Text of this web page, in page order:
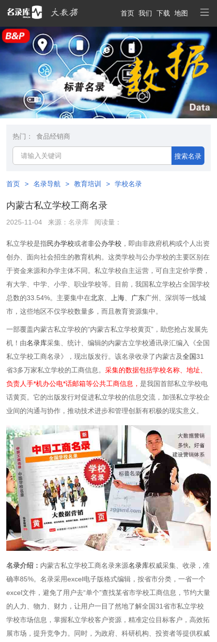
首页 我们 下载 地图
热门： 食品经销商
搜索名录
首页 > 名录导航 > 教育培训 > 学校名录
内蒙古私立学校工商名录
2025-11-04 来源：名录库 阅读量：
私立学校是指‌民办学校‌或者非公办学校 ，即由非政府机构或个人出资
创办、面向社会招生的教育机构。这类学校与公办学校的主要区别在
于资金来源和办学主体不同。私立学校自主运营，可自主定价学费，
有大学、中学、小学、职业学校等。目前，我国私立学校占全国学校
总数的33.54%。主要集中在北京 上海 广东广州、深圳等一线城
市，这些地区不仅学校数量多，而且教育资源集中。
一部覆盖内蒙古私立学校的“内蒙古私立学校黄页”，助您抢占发展先
机！由名录库采集、统计、编辑的内蒙古立学校通讯录汇编入《全国
私立学校工商名录》，现出版发行。该名录收录了内蒙古及全国31
省3多万家私立学校的工商信息。采集的数据包括学校名称、地址、
负责人手*机办公电*话邮箱等公共工商信息，是我国首部私立学校电
话黄页。它的出版发行对促进私立学校的信息交流，加强私立学校企
业间的沟通与协作，推动技术进步和管理创新有积极的现实意义。
名录介绍： 内蒙古私立学校工商名录来源名录库权威采集、收录，准
确率85%。名录采用excel电子版格式编辑，按省市分类，一省一个
excel文件，避免了用户去“单个”查找某省市学校工商信息，节约大量
的人力、物力、财力，让用户一目了然地了解全国31省市私立学校
学校市场信息，掌握私立学校客户资源，精准定位目标客户，高效拓
展市场，提升竞争力。同时，为政府、科研机构、投资者等提供权威